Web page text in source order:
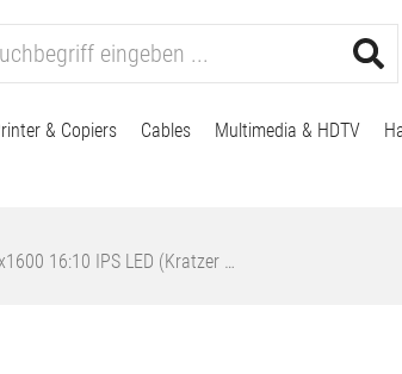
& Copiers Cables Multimedia & HDTV
16:10 IPS LED (Kratzer …